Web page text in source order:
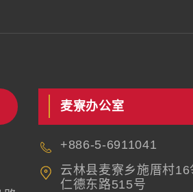
麦寮办公室
+886-5-6911041
云林县麦寮乡施厝村16
仁德东路515号